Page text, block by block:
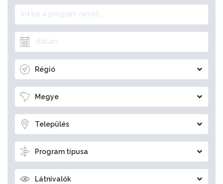
Régió
Megye
Település
Program típusa
Látnivalók